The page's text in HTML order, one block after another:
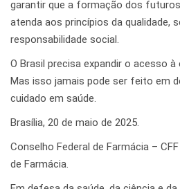
garantir que a formação dos
atenda aos princípios da qualidade,
responsabilidade social.
O Brasil precisa expandir o acesso
Mas isso jamais pode ser feito em
cuidado em saúde.
Brasília, 20 de maio de 2025.
Conselho Federal de Farmácia –
de Farmácia.